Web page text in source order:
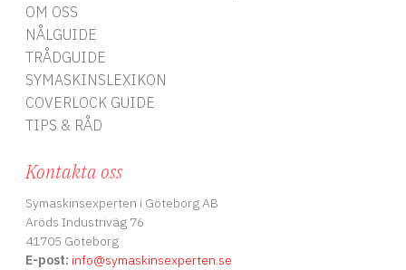
OM OSS
NÅLGUIDE
TRÅDGUIDE
SYMASKINSLEXIKON
COVERLOCK GUIDE
TIPS & RÅD
Kontakta oss
Symaskinsexperten i Göteborg AB
Aröds Industriväg 76
41705 Göteborg
E-post: info@symaskinsexperten.se